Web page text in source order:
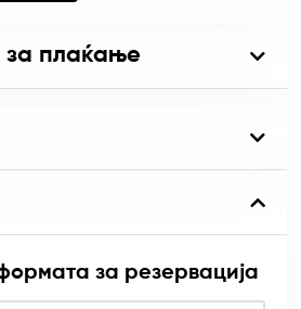
плаќање
за резервација